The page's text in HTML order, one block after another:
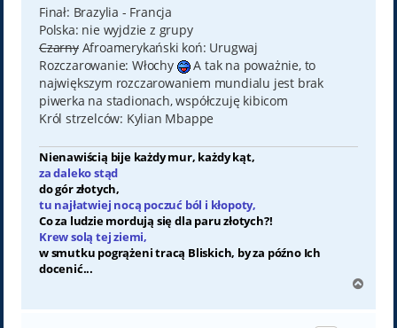
Finał: Brazylia - Francja
Polska: nie wyjdzie z grupy
CzarnyAfroamerykański koń: Urugwaj
Rozczarowanie: Włochy
A tak na poważnie, to
największym rozczarowaniem mundialu jest brak
piwerka na stadionach, współczuję kibicom
Król strzelców: Kylian Mbappe
Nienawiścią bije każdy mur, każdy kąt,
za daleko stąd
do gór złotych,
tu najłatwiej nocą poczuć ból i kłopoty,
Co za ludzie mordują się dla paru złotych?!
Krew solą tej ziemi,
w smutku pogrążeni tracą Bliskich, by za późno Ich
docenić...
g